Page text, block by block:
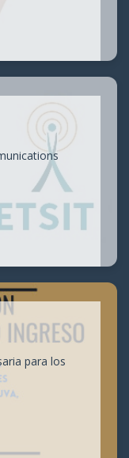
para los